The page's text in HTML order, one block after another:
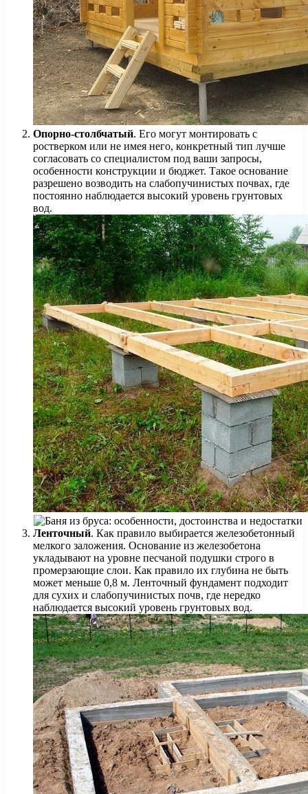
Опорно-столбчатый. Его могут монтировать с
ростверком или не имея него, конкретный тип лучше
согласовать со специалистом под ваши запросы,
особенности конструкции и бюджет. Такое основание
разрешено возводить на слабопучинистых почвах, где
постоянно наблюдается высокий уровень грунтовых
вод.
Ленточный. Как правило выбирается железобетонный
мелкого заложения. Основание из железобетона
укладывают на уровне песчаной подушки строго в
промерзающие слои. Как правило их глубина не быть
может меньше 0,8 м. Ленточный фундамент подходит
для сухих и слабопучинистых почв, где нередко
наблюдается высокий уровень грунтовых вод.